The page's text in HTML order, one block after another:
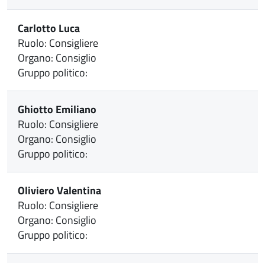
Carlotto Luca
Ruolo: Consigliere
Organo: Consiglio
Gruppo politico:
Ghiotto Emiliano
Ruolo: Consigliere
Organo: Consiglio
Gruppo politico:
Oliviero Valentina
Ruolo: Consigliere
Organo: Consiglio
Gruppo politico: